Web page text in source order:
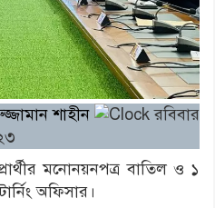
শাহীন
রবিবার
মনোনয়নপত্র বাতিল ও ১
অফিসার।